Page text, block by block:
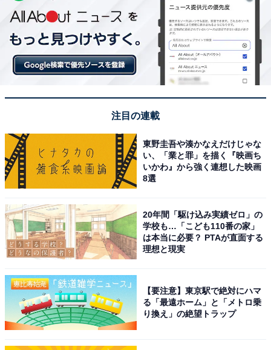
注目の連載
東野圭吾や湊かなえだけじゃな
い、「業と罪」を描く『映画ち
いかわ』から強く連想した映画
8選
20年間「駆け込み実績ゼロ」の
学校も…「こども110番の家」
は本当に必要？ PTAが直面する
理想と現実
【要注意】東京駅で絶対にハマ
る「最遠ホーム」と「メトロ乗
り換え」の絶望トラップ